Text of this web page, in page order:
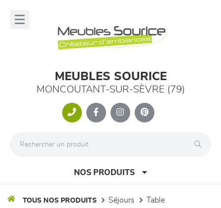
MEUBLES SOURICE
MONCOUTANT-SUR-SÈVRE (79)
NOS PRODUITS
TOUS NOS PRODUITS séjours
table